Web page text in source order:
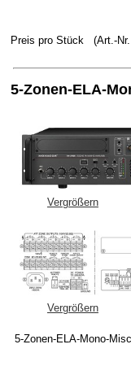
Preis pro Stück (Art.-
5-Zonen-ELA-
Vergrößern
Vergrößern
5-Zonen-ELA-Mono-